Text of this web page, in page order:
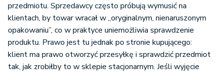
przedmiotu. Sprzedawcy często próbują wymusić na
klientach, by towar wracał w „oryginalnym, nienaruszonym
opakowaniu”, co w praktyce uniemożliwia sprawdzenie
produktu. Prawo jest tu jednak po stronie kupującego:
klient ma prawo otworzyć przesyłkę i sprawdzić przedmiot
tak, jak zrobiłby to w sklepie stacjonarnym. Jeśli wyjęcie